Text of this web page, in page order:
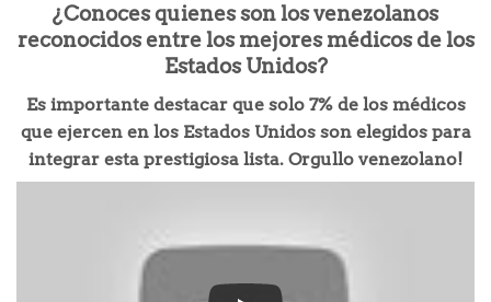
¿Conoces quienes son los venezolanos
reconocidos entre los mejores médicos de los
Estados Unidos?
Es importante destacar que solo 7% de los médicos
que ejercen en los Estados Unidos son elegidos para
integrar esta prestigiosa lista. Orgullo venezolano!